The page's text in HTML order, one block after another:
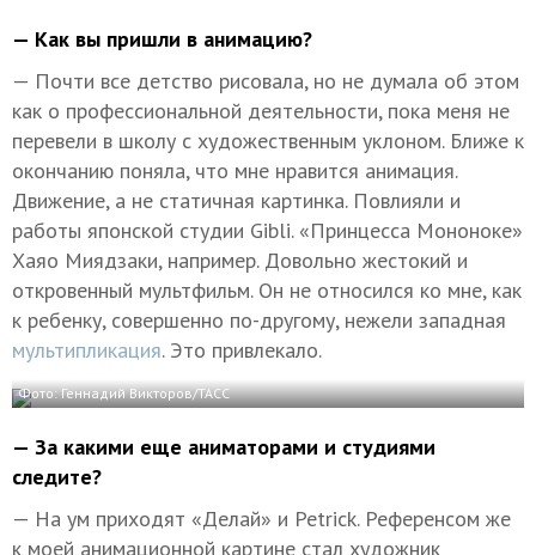
— Как вы пришли в анимацию?
— Почти все детство рисовала, но не думала об этом
как о профессиональной деятельности, пока меня не
перевели в школу с художественным уклоном. Ближе к
окончанию поняла, что мне нравится анимация.
Движение, а не статичная картинка. Повлияли и
работы японской студии Gibli. «Принцесса Мононоке»
Хаяо Миядзаки, например. Довольно жестокий и
откровенный мультфильм. Он не относился ко мне, как
к ребенку, совершенно по-другому, нежели западная
мультипликация. Это привлекало.
Фото: Геннадий Викторов/ТАСС
— За какими еще аниматорами и студиями
следите?
— На ум приходят «Делай» и Petrick. Референсом же
к моей анимационной картине стал художник